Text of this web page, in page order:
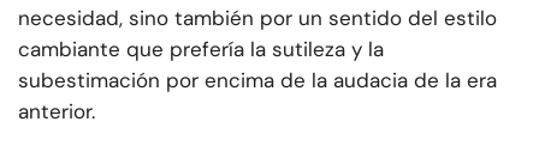
necesidad, sino también por un sentido del estilo
cambiante que prefería la sutileza y la
subestimación por encima de la audacia de la era
anterior.